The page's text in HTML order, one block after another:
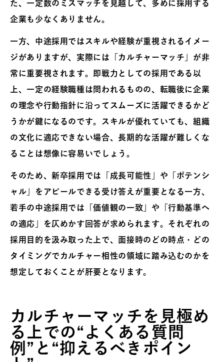
た、一定数のミスマッチを見越して、多めに採用する
企業も少なくありません。
一方、中途採用ではスキルや経験が重視されるイメー
ジがありますが、実際には「カルチャーマッチ」が非
常に重要視されます。即戦力としての採用である以
上、一定の経験職種は問われるものの、転職後に企業
の理念や行動指針に沿ってスムーズに活躍できるかど
うかが鍵になるのです。スキルが優れていても、組織
の文化に適応できない場合、長期的な活躍が難しくな
ることは想像に容易いでしょう。
そのため、新卒採用では「成長可能性」や「ポテンシ
ャル」をアピールできる受け答えが重要となる一方、
若手の中途採用では「価値観の一致」や「行動基準へ
の適応」を仄めかす回答が求められます。それぞれの
採用目的を汲み取った上で、面接時のどの時点・どの
タイミングでカルチャー相性の領域に踏み込むのかを
想定しておくことが肝要となります。
カルチャーマッチを見極め
る上での“よくある質問
例”と“抑えるべきポイン